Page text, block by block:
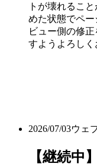
トが壊れるこ
めた状態でペー
ビュー側の修
すようよろしく
2026/07/03ウェ
【継続中